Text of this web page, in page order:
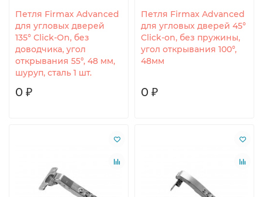
Петля Firmax Advanced
для угловых дверей
135° Click-On, без
доводчика, угол
открывания 55°, 48 мм,
шуруп, сталь 1 шт.
0 ₽
Петля Firmax Advanced
для угловых дверей 45°
Click-on, без пружины,
угол открывания 100°,
48мм
0 ₽